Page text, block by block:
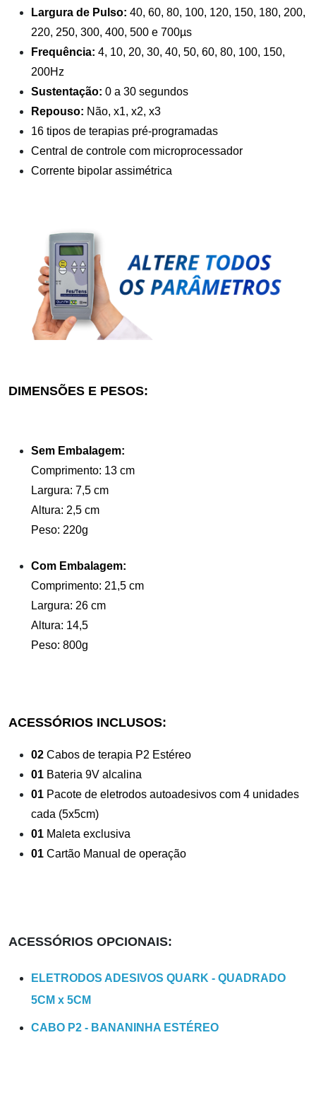
Largura de Pulso: 40, 60, 80, 100, 120, 150, 180, 200,
220, 250, 300, 400, 500 e 700µs
Frequência: 4, 10, 20, 30, 40, 50, 60, 80, 100, 150,
200Hz
Sustentação: 0 a 30 segundos
Repouso: Não, x1, x2, x3
16 tipos de terapias pré-programadas
Central de controle com microprocessador
Corrente bipolar assimétrica
DIMENSÕES E PESOS:
Sem Embalagem:
Comprimento: 13 cm
Largura: 7,5 cm
Altura: 2,5 cm
Peso: 220g
Com Embalagem:
Comprimento: 21,5 cm
Largura: 26 cm
Altura: 14,5
Peso: 800g
ACESSÓRIOS INCLUSOS:
02 Cabos de terapia P2 Estéreo
01 Bateria 9V alcalina
01 Pacote de eletrodos autoadesivos com 4 unidades
cada (5x5cm)
01 Maleta exclusiva
01 Cartão Manual de operação
ACESSÓRIOS OPCIONAIS:
ELETRODOS ADESIVOS QUARK - QUADRADO
5CM x 5CM
CABO P2 - BANANINHA ESTÉREO